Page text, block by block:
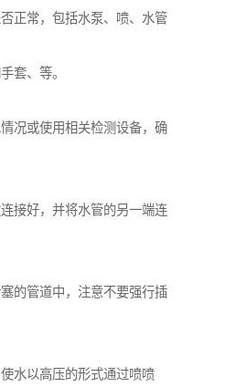
正常，包括水泵、喷、水管
套、等。
况或使用相关检测设备，确
接好，并将水管的另一端连
的管道中，注意不要强行插
水以高压的形式通过喷喷